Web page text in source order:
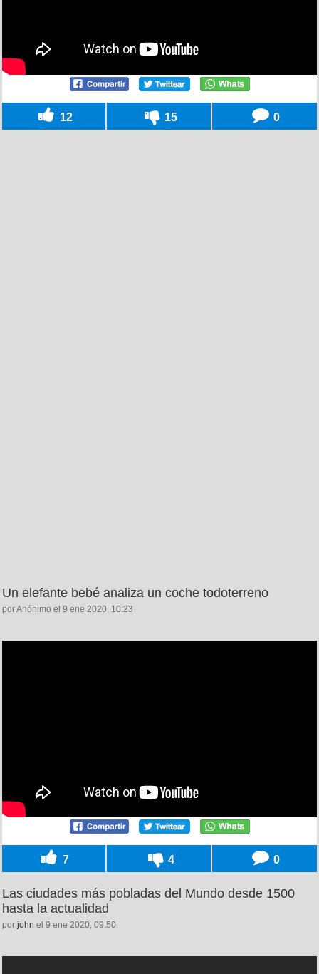
12 15 0
Un elefante bebé analiza un coche todoterreno
por Anónimo el 9 ene 2020, 10:23
7 4 0
Las ciudades más pobladas del Mundo desde 1500
hasta la actualidad
por john el 9 ene 2020, 09:50